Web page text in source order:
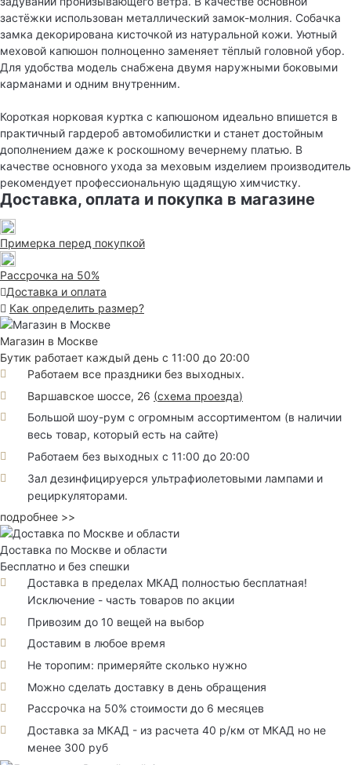
застёжки использован металлический замок-молния. Собачка
замка декорирована кисточкой из натуральной кожи. Уютный
меховой капюшон полноценно заменяет тёплый головной убор.
Для удобства модель снабжена двумя наружными боковыми
карманами и одним внутренним.
Короткая норковая куртка с капюшоном идеально впишется в
практичный гардероб автомобилистки и станет достойным
дополнением даже к роскошному вечернему платью. В
качестве основного ухода за меховым изделием производитель
рекомендует профессиональную щадящую химчистку.
Доставка, оплата и покупка в магазине
Примерка перед покупкой
Рассрочка на 50%
Доставка и оплата
Как определить размер?
Магазин в Москве
Бутик работает каждый день с 11:00 до 20:00
Работаем все праздники без выходных.
Варшавское шоссе, 26 (схема проезда)
Большой шоу-рум с огромным ассортиментом (в наличии
весь товар, который есть на сайте)
Работаем без выходных с 11:00 до 20:00
Зал дезинфицируерся ультрафиолетовыми лампами и
рециркуляторами.
подробнее >>
Доставка по Москве и области
Бесплатно и без спешки
Доставка в пределах МКАД полностью бесплатная!
Исключение - часть товаров по акции
Привозим до 10 вещей на выбор
Доставим в любое время
Не торопим: примеряйте сколько нужно
Можно сделать доставку в день обращения
Рассрочка на 50% стоимости до 6 месяцев
Доставка за МКАД - из расчета 40 р/км от МКАД но не
менее 300 руб